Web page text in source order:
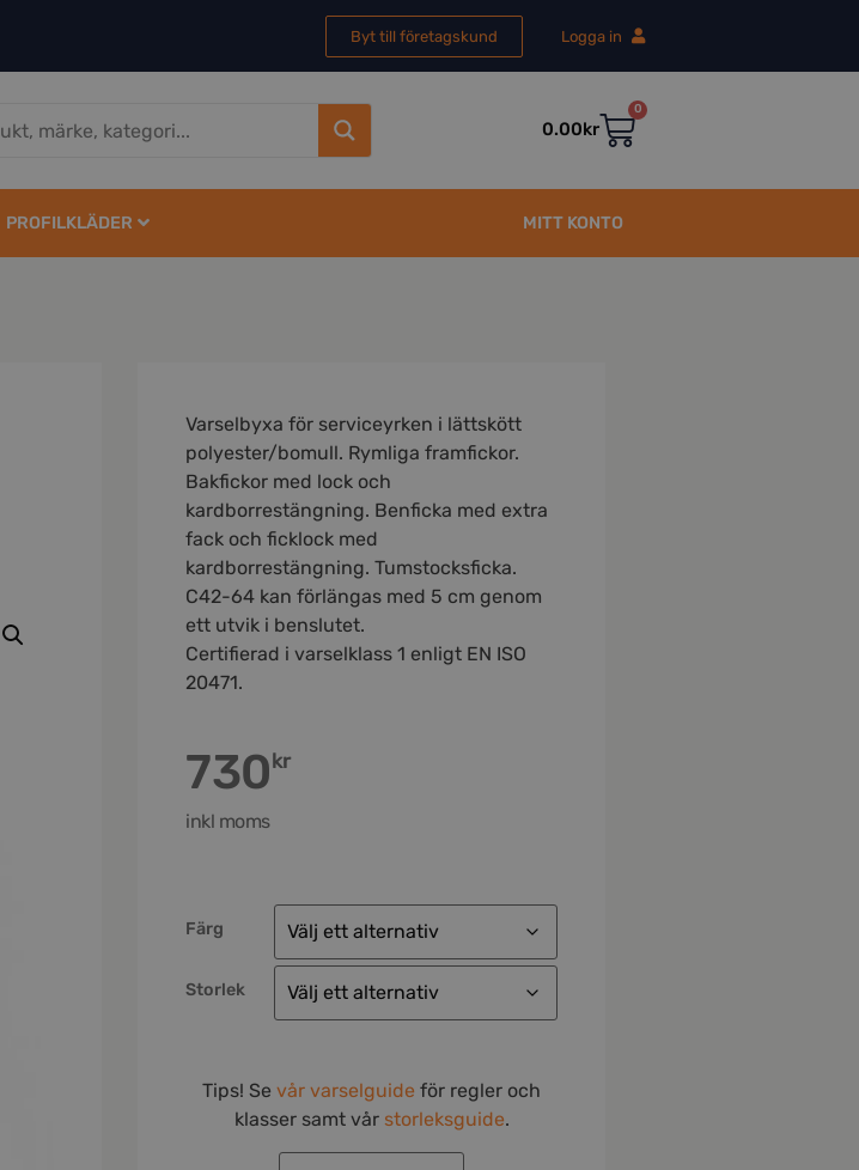
Byt till företagskund Logga in
0.00kr
0
PROFILKLÄDER MITT KONTO
Varselbyxa för serviceyrken i lättskött
polyester/bomull. Rymliga framfickor.
Bakfickor med lock och
kardborrestängning. Benficka med extra
fack och ficklock med
kardborrestängning. Tumstocksficka.
C42-64 kan förlängas med 5 cm genom
ett utvik i benslutet.
Certifierad i varselklass 1 enligt EN ISO
20471.
730kr
inkl moms
Färg
Storlek
Tips! Sevår varselguide för regler och
klasser samt vår storleksguide.